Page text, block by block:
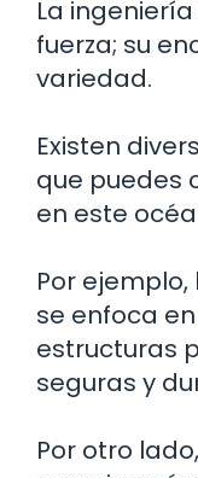
La
fuerza; su
variedad.
Existen
que puedes
en este
Por
se enfoca
estructuras
seguras y
Por otro